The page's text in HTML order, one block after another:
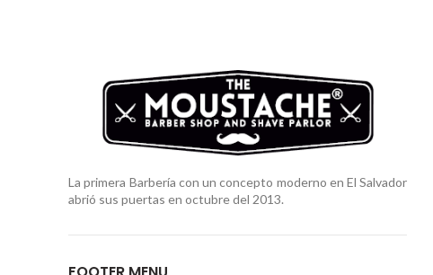
La primera Barbería con un concepto moderno en El Salvador
abrió sus puertas en octubre del 2013.